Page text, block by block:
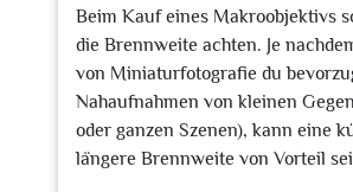
Beim Kauf eines Makroobjektivs
die Brennweite achten. Je
von Miniaturfotografie du
Nahaufnahmen von kleinen
oder ganzen Szenen), kann eine
längere Brennweite von Vorteil